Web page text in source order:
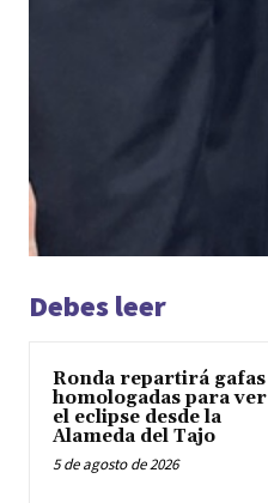
Debes leer
Ronda repartirá gafas
homologadas para ver
el eclipse desde la
Alameda del Tajo
5 de agosto de 2026